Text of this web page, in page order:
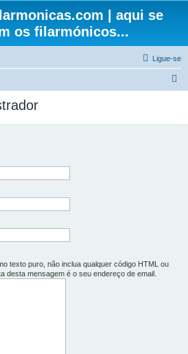
| aqui se
os filarmónicos...
Ligue-se
texto puro, não inclua qualquer código HTML ou
desta mensagem é o seu endereço de email.